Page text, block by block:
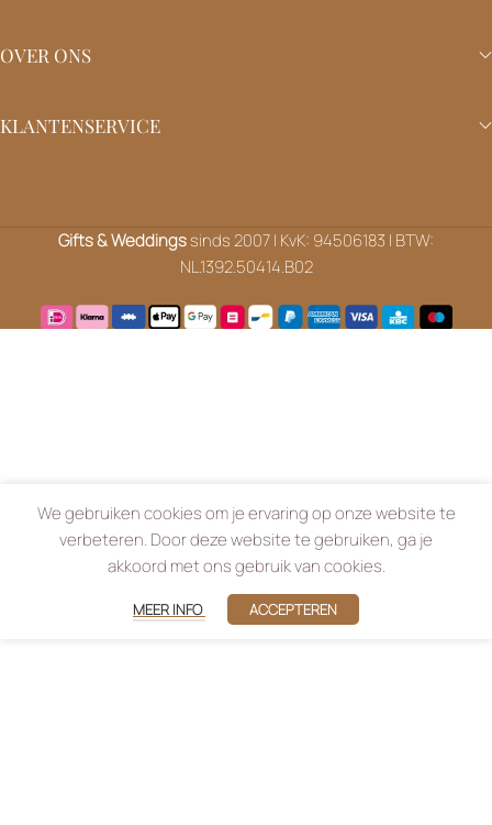
OVER ONS
KLANTENSERVICE
Gifts & Weddingssinds 2007 | KvK: 94506183 | BTW:
NL.1392.50414.B02
We gebruiken cookies om je ervaring op onze website te
verbeteren. Door deze website te gebruiken, ga je
akkoord met ons gebruik van cookies.
MEER INFO ACCEPTEREN